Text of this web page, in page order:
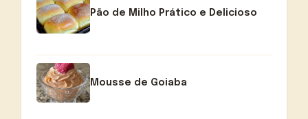
Pão de Milho Prático e Delicioso
Mousse de Goiaba